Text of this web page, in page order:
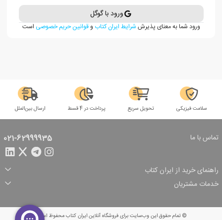
ورود با گوگل
ورود شما به معنای پذیرش شرایط ایران کتاب وقوانین حریم خصوصی است
سلامت فیزیکی تحویل سریع پرداخت در 4 قسط ارسال بین‌الملل
تماس با ما 021-62999935
راهنمای خرید از ایران کتاب
ثبت سفارش
شرایط ارسال سفارش
شیوه پرداخت
تخفیف‌های خرید
خدمات مشتریان
© تمام حقوق این وب‌سایت برای فروشگاه آنلاین ایران کتاب محفوظ است.